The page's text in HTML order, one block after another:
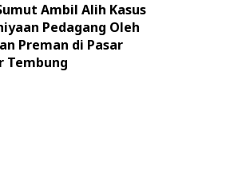
Ambil Alih Kasus
Pedagang Oleh
Preman di Pasar
Tembung